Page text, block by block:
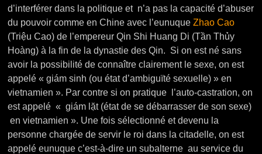
d’interférer dans la politique et n’a pas la capacité d’abuser
du pouvoir comme en Chine avec l’eunuqueZhao Cao
(Triệu Cao) de l’empereur Qin Shi Huang Di (Tần Thủy
Hoàng) à la fin de la dynastie des Qin. Si on est né sans
avoir la possibilité de connaître clairement le sexe, on est
appelé « giám sinh (ou état d’ambiguïté sexuelle) » en
vietnamien ». Par contre si on pratique l’auto-castration, on
est appelé « giám lặt (état de se débarrasser de son sexe)
en vietnamien ». Une fois sélectionné et devenu la
personne chargée de servir le roi dans la citadelle, on est
appelé eunuque c’est-à-dire un subalterne au service du